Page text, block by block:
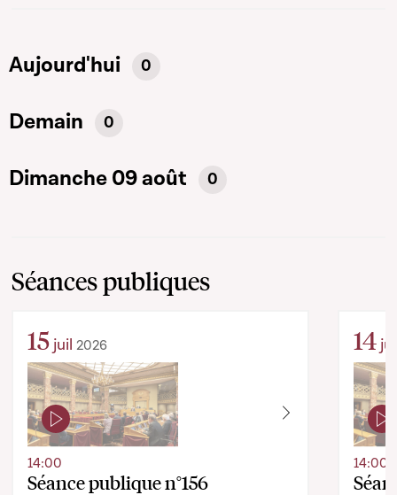
Aujourd'hui 0
Demain 0
Dimanche 09 août 0
Séances publiques
15 juil 2026
Séance publique n°156
14:00
14
14:00